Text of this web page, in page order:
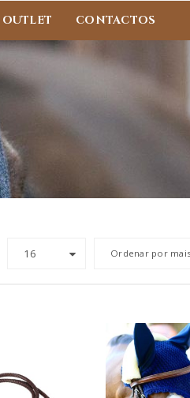
OUTLET CONTACTOS
Ordenar por
16